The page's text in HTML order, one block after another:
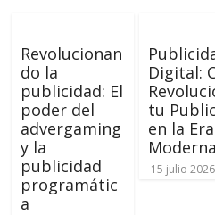
Revolucionan
do la
publicidad: El
poder del
advergaming
y la
publicidad
programátic
a
Digital:
tu
en la Era
Moderna
15 julio 2026